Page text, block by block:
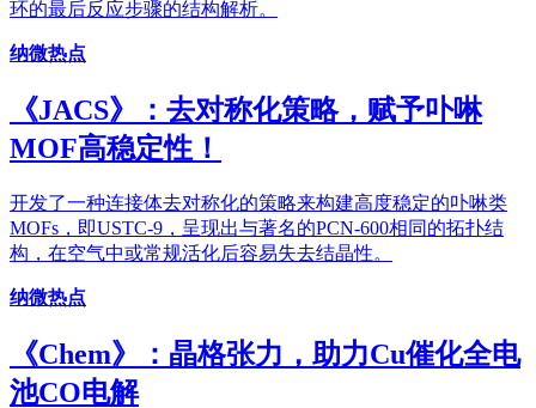
环的最后反应步骤的结构解析。
纳微热点
《JACS》：去对称化策略，赋予卟啉
MOF高稳定性！
开发了一种连接体去对称化的策略来构建高度稳定的卟啉类
MOFs，即USTC-9，呈现出与著名的PCN-600相同的拓扑结
构，在空气中或常规活化后容易失去结晶性。
纳微热点
《Chem》：晶格张力，助力Cu催化全电
池CO电解